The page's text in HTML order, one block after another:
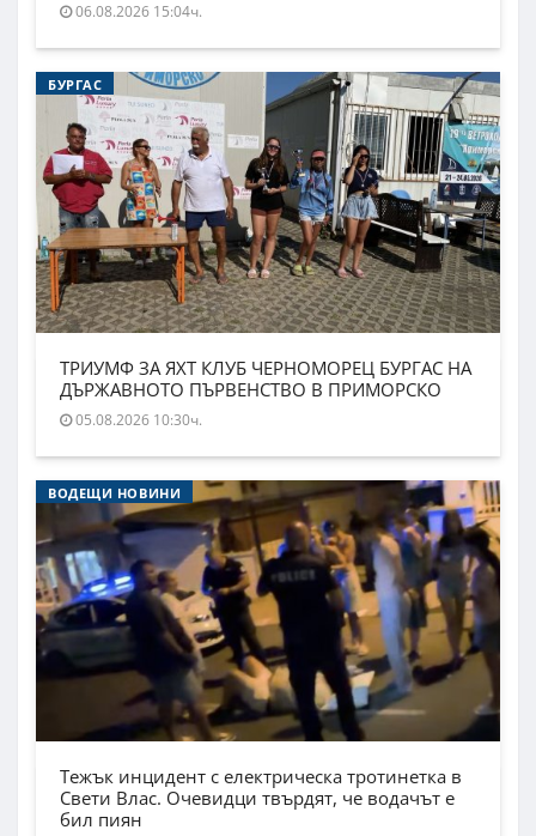
06.08.2026 15:04ч.
БУРГАС
ТРИУМФ ЗА ЯХТ КЛУБ ЧЕРНОМОРЕЦ БУРГАС НА
ДЪРЖАВНОТО ПЪРВЕНСТВО В ПРИМОРСКО
05.08.2026 10:30ч.
ВОДЕЩИ НОВИНИ
Тежък инцидент с електрическа тротинетка в
Свети Влас. Очевидци твърдят, че водачът е
бил пиян